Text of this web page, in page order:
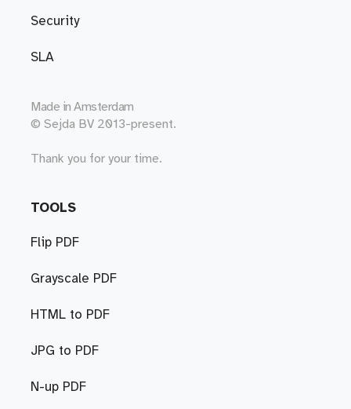
Security
SLA
Made in Amsterdam
© Sejda BV 2013-present.
Thank you for your time.
TOOLS
Flip PDF
Grayscale PDF
HTML to PDF
JPG to PDF
N-up PDF